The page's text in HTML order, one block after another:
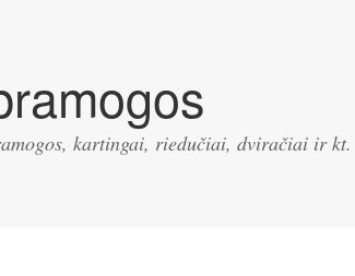
kartingai, riedučiai, dviračiai ir kt.